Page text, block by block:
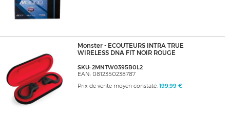
Monster - ECOUTEURS INTRA TRUE
WIRELESS DNA FIT NOIR ROUGE
SKU: 2MNTW0395B0L2
EAN: 0812350238787
Prix de vente moyen constaté: 199,99 €